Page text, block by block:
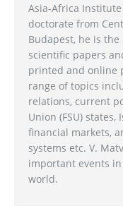
Asia-Africa
doctorate from
Budapest, he is
scientific papers
printed and online
range of topics
relations, current
Union (FSU)
financial markets,
systems etc. V.
important events
world.